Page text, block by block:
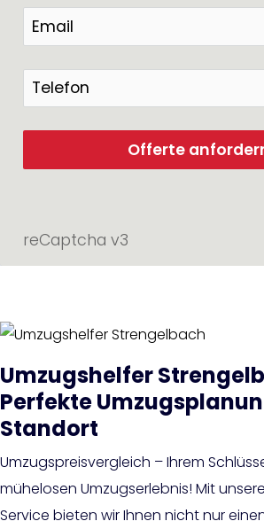
Offerte
reCaptcha v3
Umzugshelfer
Perfekte
Standort
Umzugspreisvergleich – Ihrem
mühelosen Umzugserlebnis! Mit
Service bieten wir Ihnen nicht nur